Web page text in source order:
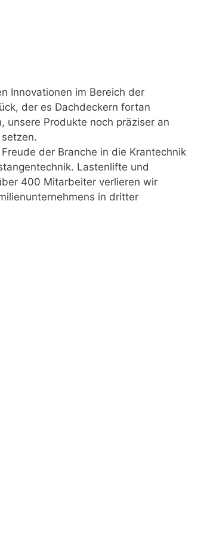
Innovationen im Bereich der
der es Dachdeckern fortan
Produkte noch präziser an
der Branche in die Krantechnik
Lastenlifte und
400 Mitarbeiter verlieren wir
in dritter